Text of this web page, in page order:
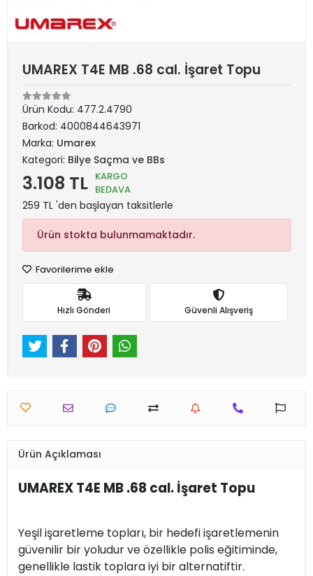
UMAREX T4E MB .68 cal. İşaret Topu
Ürün Kodu: 477.2.4790
Barkod: 4000844643971
Marka: Umarex
Kategori: Bilye Saçma ve BBs
3.108 TL KARGO
BEDAVA
259 TL 'den başlayan taksitlerle
Ürün stokta bulunmamaktadır.
Favorilerime ekle
Hızlı Gönderi Güvenli Alışveriş
Ürün Açıklaması
UMAREX T4E MB .68 cal. İşaret Topu
Yeşil işaretleme topları, bir hedefi işaretlemenin
güvenilir bir yoludur ve özellikle polis eğitiminde,
genellikle lastik toplara iyi bir alternatiftir.